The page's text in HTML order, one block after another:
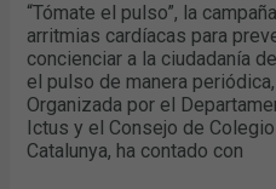
“Tómate el pulso”, la
arritmias cardíacas para
concienciar a la ciudadanía
el pulso de manera
Organizada por el
Ictus y el Consejo de
Catalunya, ha contado con